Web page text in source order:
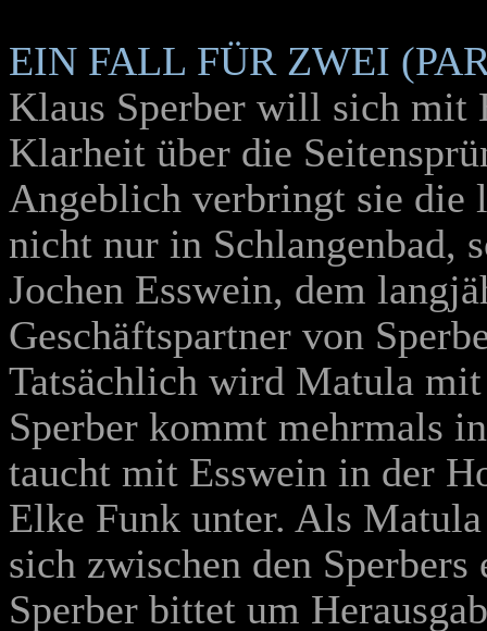
EIN FALL FÜR ZWEI
Klaus Sperber will sich
Klarheit über die
Angeblich verbringt sie die
nicht nur in Schlangenbad,
Jochen Esswein, dem
Geschäftspartner von
Tatsächlich wird Matula
Sperber kommt mehrmals
taucht mit Esswein in der
Elke Funk unter. Als
sich zwischen den
Sperber bittet um